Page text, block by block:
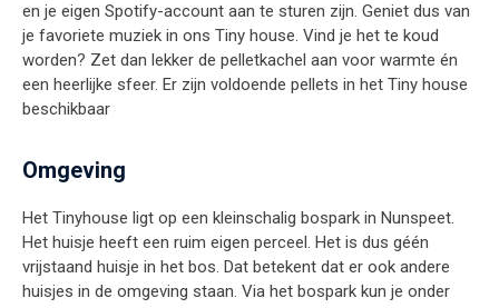
en je eigen Spotify-account aan te sturen zijn. Geniet dus van
je favoriete muziek in ons Tiny house. Vind je het te koud
worden? Zet dan lekker de pelletkachel aan voor warmte én
een heerlijke sfeer. Er zijn voldoende pellets in het Tiny house
beschikbaar
Omgeving
Het Tinyhouse ligt op een kleinschalig bospark in Nunspeet.
Het huisje heeft een ruim eigen perceel. Het is dus géén
vrijstaand huisje in het bos. Dat betekent dat er ook andere
huisjes in de omgeving staan. Via het bospark kun je onder